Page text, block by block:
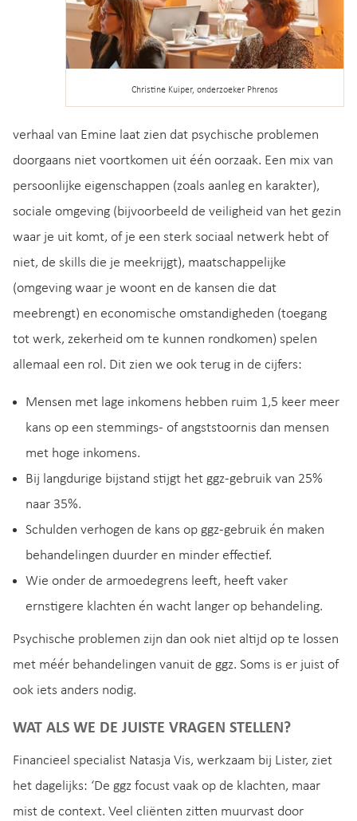
Christine Kuiper, onderzoeker Phrenos
verhaal van Emine laat zien dat psychische problemen
doorgaans niet voortkomen uit één oorzaak. Een mix van
persoonlijke eigenschappen (zoals aanleg en karakter),
sociale omgeving (bijvoorbeeld de veiligheid van het gezin
waar je uit komt, of je een sterk sociaal netwerk hebt of
niet, de skills die je meekrijgt), maatschappelijke
(omgeving waar je woont en de kansen die dat
meebrengt) en economische omstandigheden (toegang
tot werk, zekerheid om te kunnen rondkomen) spelen
allemaal een rol. Dit zien we ook terug in de cijfers:
Mensen met lage inkomens hebben ruim 1,5 keer meer
kans op een stemmings- of angststoornis dan mensen
met hoge inkomens.
Bij langdurige bijstand stijgt het ggz-gebruik van 25%
naar 35%.
Schulden verhogen de kans op ggz-gebruik én maken
behandelingen duurder en minder effectief.
Wie onder de armoedegrens leeft, heeft vaker
ernstigere klachten én wacht langer op behandeling.
Psychische problemen zijn dan ook niet altijd op te lossen
met méér behandelingen vanuit de ggz. Soms is er juist of
ook iets anders nodig.
WAT ALS WE DE JUISTE VRAGEN STELLEN?
Financieel specialist Natasja Vis, werkzaam bij Lister, ziet
het dagelijks: ‘De ggz focust vaak op de klachten, maar
mist de context. Veel cliënten zitten muurvast door